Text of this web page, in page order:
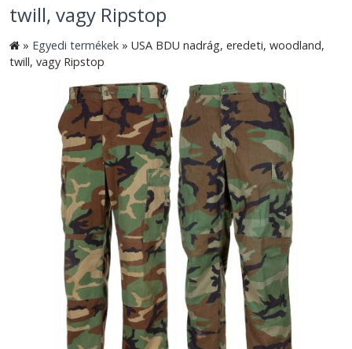
twill, vagy Ripstop
» Egyedi termékek » USA BDU nadrág, eredeti, woodland,
twill, vagy Ripstop